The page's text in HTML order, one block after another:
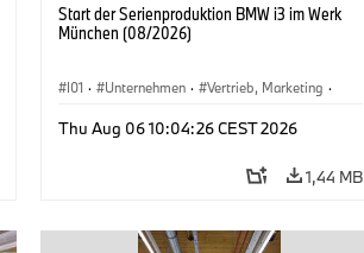
Start der Serienproduktion BMW i3 im Werk
München (08/2026)
I01 · Unternehmen · Vertrieb, Marketing ·
Thu Aug 06 10:04:26 CEST 2026
1,44 MB